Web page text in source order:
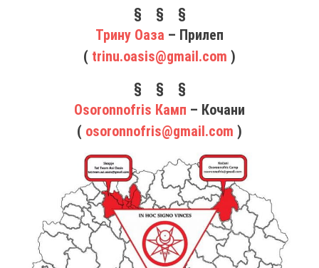
§ § §
Трину Оаза – Прилеп
( trinu.oasis@gmail.com )
§ § §
Osoronnofris Камп – Кочани
( osoronnofris@gmail.com )